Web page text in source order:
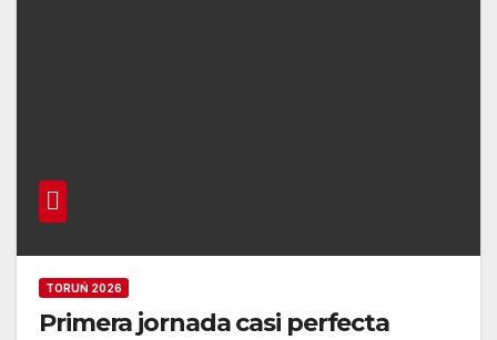
TORUŃ 2026
Primera jornada casi perfecta